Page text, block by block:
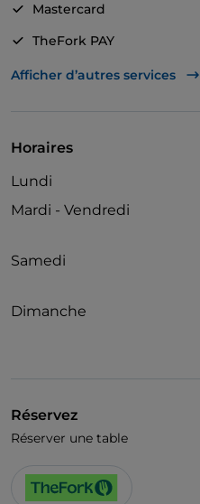
Mastercard
TheFork PAY
UnionPay via TheFork PAY
Wi-Fi
Afficher d’autres services
Horaires
Lundi
Mardi - Vendredi
Samedi
Dimanche
Réservez
Réserver une table